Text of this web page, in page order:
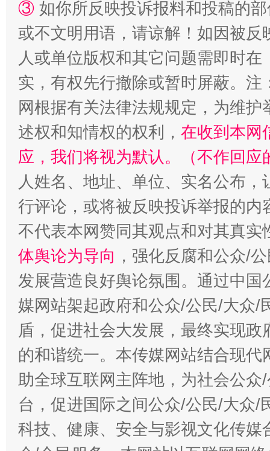
“蜀中异人”王建安的艺术幻境
③ 如你所反映投诉报料和投稿的
或不文明用语，请谅解！如因被
人或单位版权和其它问题需即时在
实，有权先行撤除或暂时屏蔽。
网根据有关法律法规规定，为维
述权和知情权的权利， 在收到本网
应，我们将视为默认。（不作回应
人姓名、地址、单位、实名公布
行评论，或将被反映投诉举报的
不代表本网赞同其观点和对其真实
体舆论为导向 ，强化反腐和公众/
发展营造良好舆论氛围。通过中
媒网站架起政府和公众/公民/大众/
盾，促进社会大发展，最终实现
的和谐统一。本传媒网站结合现
助全球互联网主阵地，为社会公
台，促进国际之间公众/公民/大众/
科技、健康、安全与影视文化传